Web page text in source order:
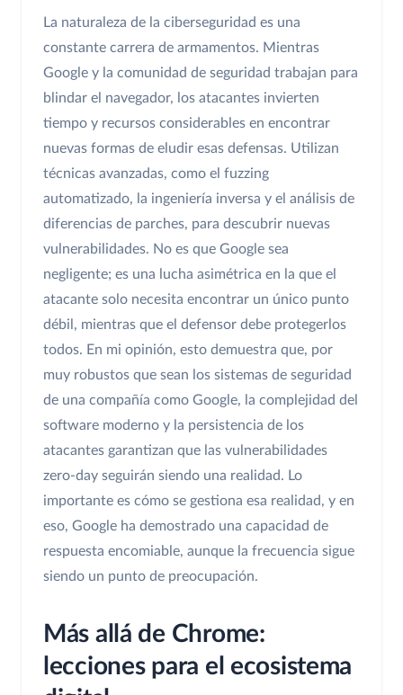
La naturaleza de la ciberseguridad es una
constante carrera de armamentos. Mientras
Google y la comunidad de seguridad trabajan para
blindar el navegador, los atacantes invierten
tiempo y recursos considerables en encontrar
nuevas formas de eludir esas defensas. Utilizan
técnicas avanzadas, como el fuzzing
automatizado, la ingeniería inversa y el análisis de
diferencias de parches, para descubrir nuevas
vulnerabilidades. No es que Google sea
negligente; es una lucha asimétrica en la que el
atacante solo necesita encontrar un único punto
débil, mientras que el defensor debe protegerlos
todos. En mi opinión, esto demuestra que, por
muy robustos que sean los sistemas de seguridad
de una compañía como Google, la complejidad del
software moderno y la persistencia de los
atacantes garantizan que las vulnerabilidades
zero-day seguirán siendo una realidad. Lo
importante es cómo se gestiona esa realidad, y en
eso, Google ha demostrado una capacidad de
respuesta encomiable, aunque la frecuencia sigue
siendo un punto de preocupación.
Más allá de Chrome:
lecciones para el ecosistema